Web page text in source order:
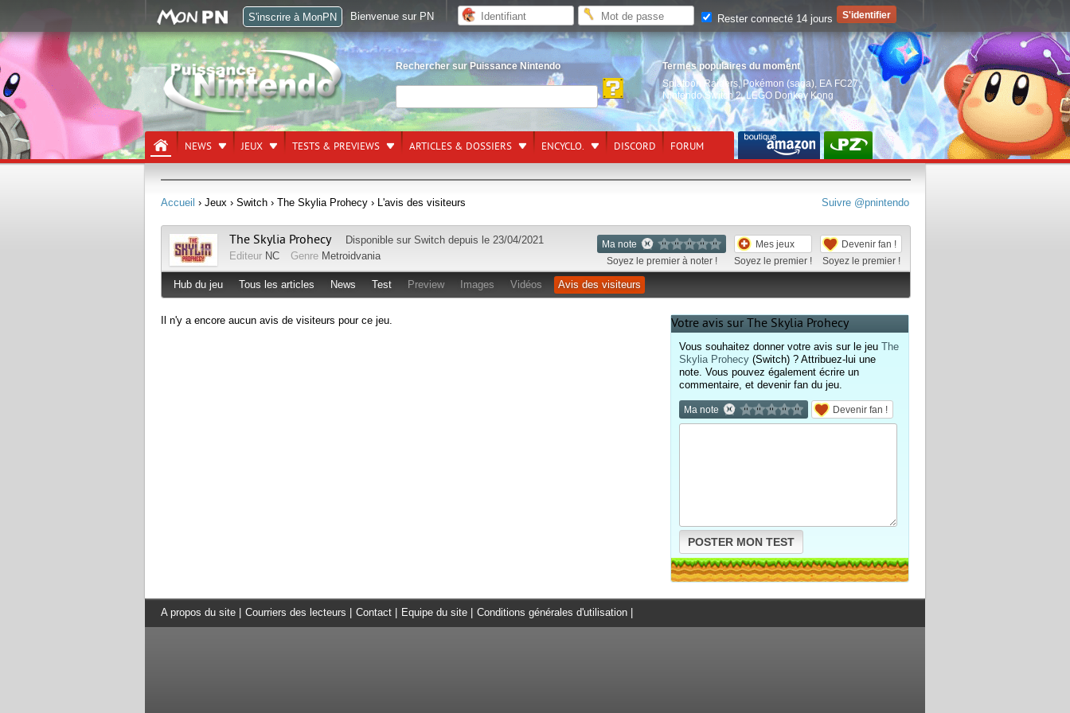
Rechercher sur Puissance Nintendo
Termes populaires du moment
Splatoon Raiders, Pokémon (saga) EA FC27,
Nintendo Switch 2,LEGO Donkey Kong
NEWS JEUX TESTS & PREVIEWS ARTICLES & DOSSIERS ENCYCLO. DISCORD FORUM
Suivre @pnintendo
Accueil › Jeux › Switch › The Skylia Prohecy › L'avis des visiteurs
Ma note
Soyez le premier à noter !
Mes jeux
Soyez le premier !
Devenir fan !
Soyez le premier !
The Skylia Prohecy Disponible sur Switch depuis le 23/04/2021
Editeur NC Genre Metroidvania
Hub du jeu Tous les articles News Test Preview Images Vidéos Avis des visiteurs
Il n'y a encore aucun avis de visiteurs pour ce jeu. Votre avis sur The Skylia Prohecy
Vous souhaitez donner votre avis sur le jeu The
Skylia Prohecy (Switch) ? Attribuez-lui une
note. Vous pouvez également écrire un
commentaire, et devenir fan du jeu.
Ma note Devenir fan !
POSTER MON TEST
A propos du site Courriers des lecteurs Contact Equipe du site Conditions générales d'utilisation
S'inscrire à MonPN Bienvenue sur PN Rester connecté 14 jours